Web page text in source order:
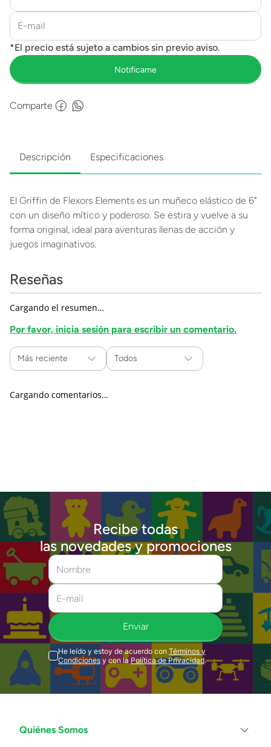
Comparte
Descripción Especificaciones
El Griffin de Flexors Elements es un muñeco elástico de 6"
con un diseño mítico y poderoso. Se estira y vuelve a su
forma original, ideal para aventuras llenas de acción y
juegos imaginativos.
Reseñas
Cargando el resumen…
Por favor, inicia sesión para escribir un comentario.
Más reciente Todos
Cargando comentarios…
Recibe todas
las novedades y promociones
Enviar
He leído y estoy de acuerdo con Términos y
Condiciones y con la Política de Privacidad.
Quiénes Somos